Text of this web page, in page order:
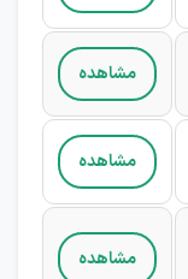
مشاهده
مشاهده
مشاهده